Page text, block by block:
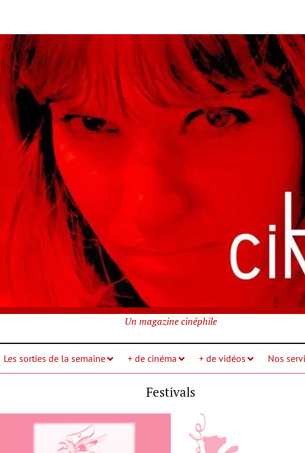
Un magazine cinéphile
Les sorties de la semaine + de cinéma + de vidéos Nos
Festivals